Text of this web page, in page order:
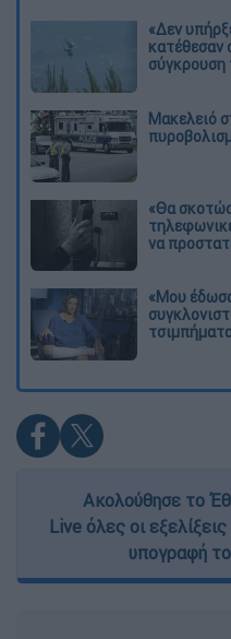
«Δεν
κατέθεσαν
Μακελειό
«Θα
να
«Μου
Ακολούθησε το
Live όλες οι
υπογραφή